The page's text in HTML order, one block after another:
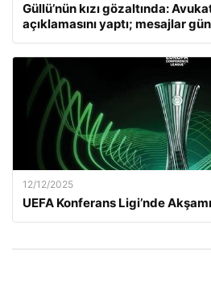
Güllü’nün kızı gözaltında:
açıklamasını yaptı; mesajlar
12/12/2025
UEFA Konferans Ligi’nde